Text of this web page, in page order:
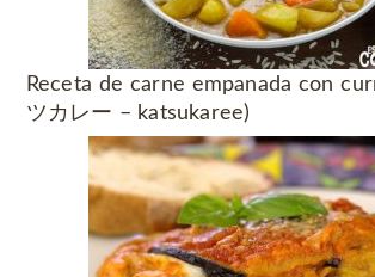
Receta de carne empanada con
ツカレー – katsukaree)